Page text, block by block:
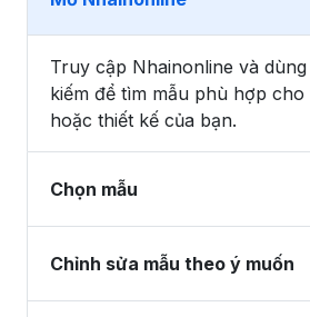
Truy cập Nhainonline và
kiếm để tìm mẫu phù hợp cho
hoặc thiết kế của bạn.
Chọn mẫu
Chỉnh sửa mẫu theo ý muốn